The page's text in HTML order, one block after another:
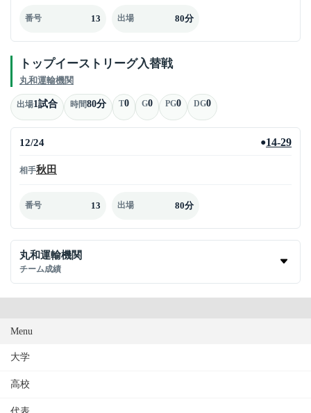
番号 13 出場 80分
トップイーストリーグ入替戦
丸和運輸機関
出場1試合 時間80分 T0 G0 PG0 DG0
12/24 ●14-29
相手秋田
番号 13 出場 80分
丸和運輸機関
チーム成績
Menu
大学
高校
代表